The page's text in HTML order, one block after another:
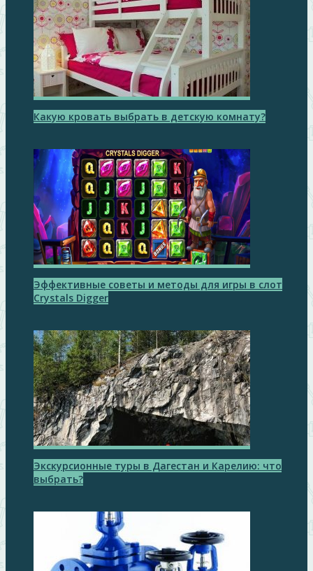
Какую кровать выбрать в детскую комнату?
Эффективные советы и методы для игры в слот
Crystals Digger
Экскурсионные туры в Дагестан и Карелию: что
выбрать?